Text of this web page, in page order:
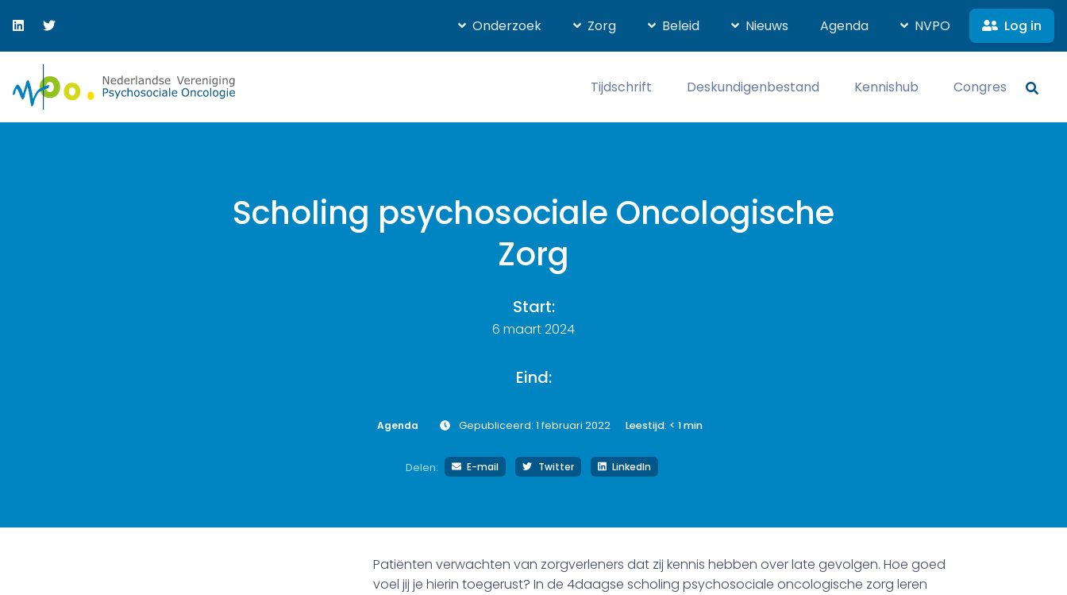
Onderzoek Zorg Beleid Nieuws Agenda NVPO Log in
Tijdschrift Deskundigenbestand Kennishub Congres
Scholing psychosociale Oncologische
Zorg
Start:
6 maart 2024
Eind:
Agenda Gepubliceerd: 1 februari 2022 Leestijd: < 1min
Delen: E-mail Twitter LinkedIn
Patiënten verwachten van zorgverleners dat zij kennis hebben over late gevolgen. Hoe goed
voel jij je hierin toegerust? In de 4daagse scholing psychosociale oncologische zorg leren